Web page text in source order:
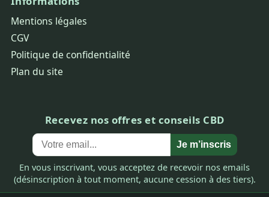
Mentions légales
CGV
Politique de confidentialité
Plan du site
Recevez nos offres et conseils CBD
Je m’inscris
En vous inscrivant, vous acceptez de recevoir nos emails
(désinscription à tout moment, aucune cession à des tiers).